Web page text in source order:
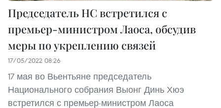
Председатель НС встретился с
премьер-министром Лаоса, обсудив
меры по укреплению связей
17/05/2022 08:26
17 мая во Вьентьяне председатель
Национального собрания Выонг Динь Хюэ
встретился с премьер-министром Лаоса